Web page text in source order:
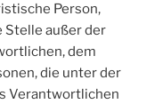
Person,
Stelle außer der
dem
die unter der
Verantwortlichen